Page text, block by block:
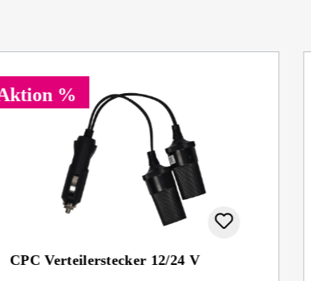
%
CPC Verteilerstecker 12/24 V